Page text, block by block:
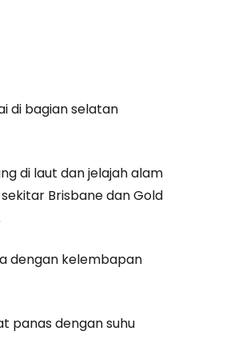
di bagian selatan
di laut dan jelajah alam
Brisbane dan Gold
dengan kelembapan
panas dengan suhu